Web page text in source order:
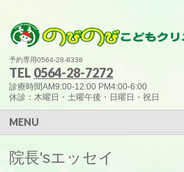
予約専用0564-28-8338
TEL 0564-28-7272
診療時間AM9:00-12:00 PM4:00-6:00
休診：木曜日・土曜午後・日曜日・祝日
MENU
院長'sエッセイ